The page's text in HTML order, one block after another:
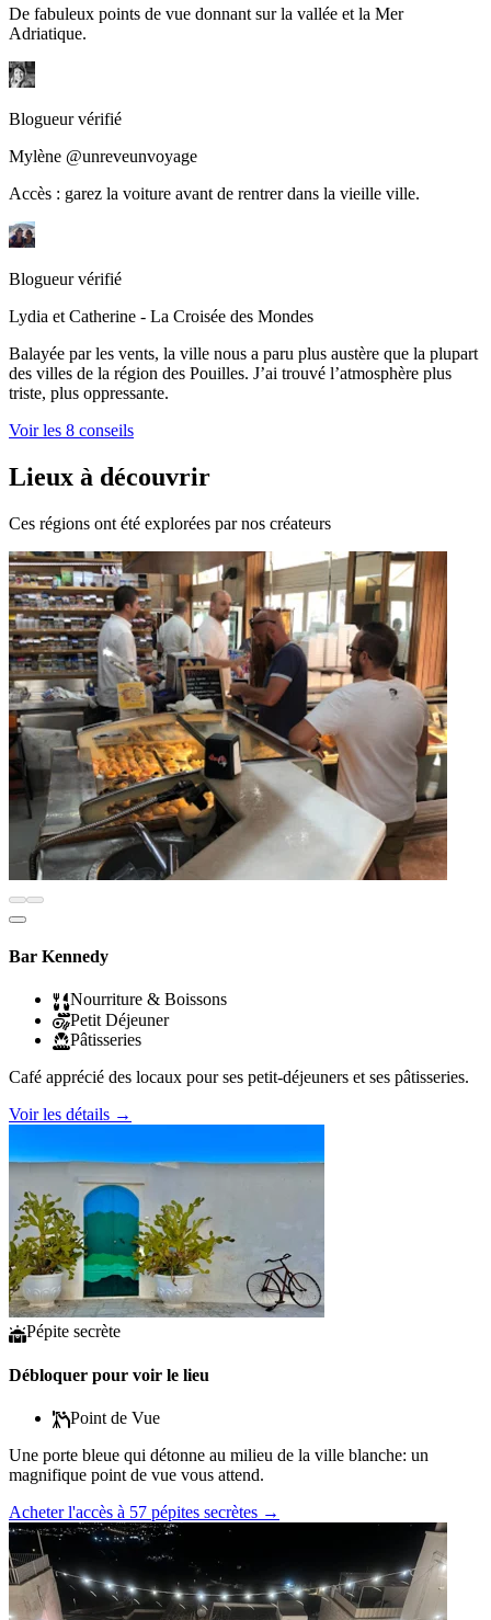
De fabuleux points de vue donnant sur la vallée et la Mer
Adriatique.
Blogueur vérifié
Mylène @unreveunvoyage
Accès : garez la voiture avant de rentrer dans la vieille ville.
Blogueur vérifié
Lydia et Catherine - La Croisée des Mondes
Balayée par les vents, la ville nous a paru plus austère que la plupart
des villes de la région des Pouilles. J’ai trouvé l’atmosphère plus
triste, plus oppressante.
Voir les 8 conseils
Lieux à découvrir
Ces régions ont été explorées par nos créateurs
Bar Kennedy
Nourriture & Boissons
Petit Déjeuner
Pâtisseries
Café apprécié des locaux pour ses petit-déjeuners et ses pâtisseries.
Voir les détails →
Pépite secrète
Débloquer pour voir le lieu
Point de Vue
Une porte bleue qui détonne au milieu de la ville blanche: un
magnifique point de vue vous attend.
Acheter l'accès à 57 pépites secrètes →